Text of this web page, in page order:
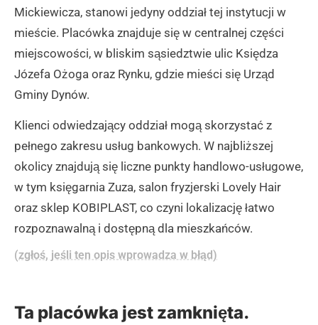
Mickiewicza, stanowi jedyny oddział tej instytucji w
mieście. Placówka znajduje się w centralnej części
miejscowości, w bliskim sąsiedztwie ulic Księdza
Józefa Ożoga oraz Rynku, gdzie mieści się Urząd
Gminy Dynów.
Klienci odwiedzający oddział mogą skorzystać z
pełnego zakresu usług bankowych. W najbliższej
okolicy znajdują się liczne punkty handlowo-usługowe,
w tym księgarnia Zuza, salon fryzjerski Lovely Hair
oraz sklep KOBIPLAST, co czyni lokalizację łatwo
rozpoznawalną i dostępną dla mieszkańców.
(zgłoś, jeśli ten opis wprowadza w błąd)
Ta placówka jest zamknięta.